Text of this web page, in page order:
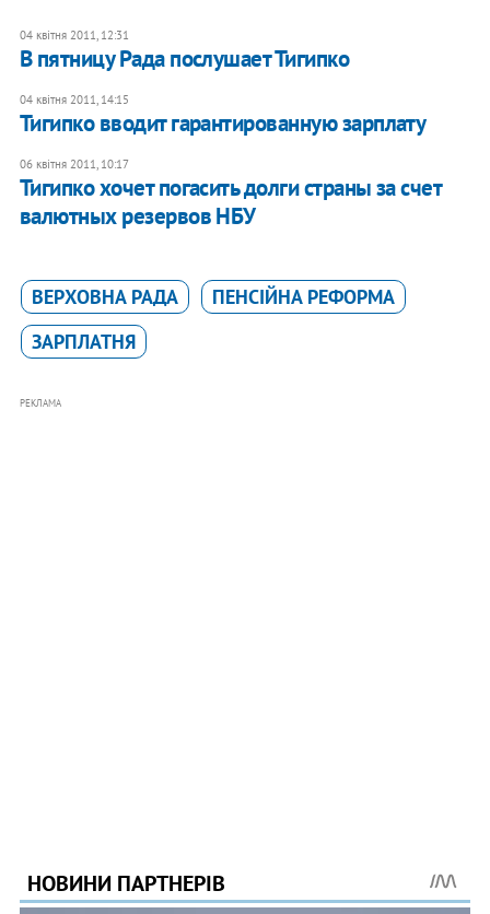
04 квітня 2011, 12:31
В пятницу Рада послушает Тигипко
04 квітня 2011, 14:15
Тигипко вводит гарантированную зарплату
06 квітня 2011, 10:17
Тигипко хочет погасить долги страны за счет
валютных резервов НБУ
ВЕРХОВНА РАДА
ПЕНСІЙНА РЕФОРМА
ЗАРПЛАТНЯ
РЕКЛАМА